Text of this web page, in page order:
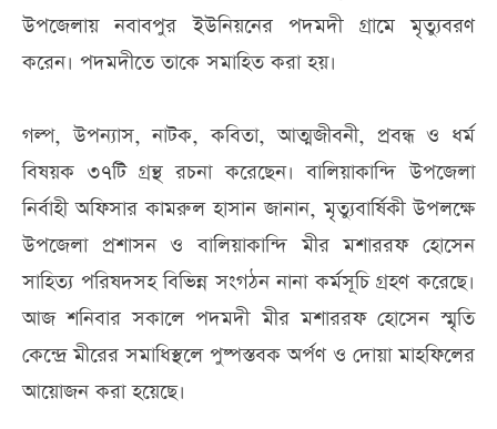
উপজেলায় নবাবপুর ইউনিয়নের পদমদী গ্রামে মৃত্যুবরণ
করেন। পদমদীতে তাকে সমাহিত করা হয়।
গল্প, উপন্যাস, নাটক, কবিতা, আত্মজীবনী, প্রবন্ধ ও ধর্ম
বিষয়ক ৩৭টি গ্রন্থ রচনা করেছেন। বালিয়াকান্দি উপজেলা
নির্বাহী অফিসার কামরুল হাসান জানান, মৃত্যুবার্ষিকী উপলক্ষে
উপজেলা প্রশাসন ও বালিয়াকান্দি মীর মশাররফ হোসেন
সাহিত্য পরিষদসহ বিভিন্ন সংগঠন নানা কর্মসূচি গ্রহণ করেছে।
আজ শনিবার সকালে পদমদী মীর মশাররফ হোসেন স্মৃতি
কেন্দ্রে মীরের সমাধিস্থলে পুষ্পস্তবক অর্পণ ও দোয়া মাহফিলের
আয়োজন করা হয়েছে।